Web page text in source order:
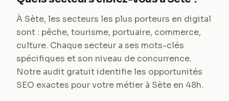
À Sète, les secteurs les plus porteurs en digital
sont : pêche, tourisme, portuaire, commerce,
culture. Chaque secteur a ses mots-clés
spécifiques et son niveau de concurrence.
Notre audit gratuit identifie les opportunités
SEO exactes pour votre métier à Sète en 48h.